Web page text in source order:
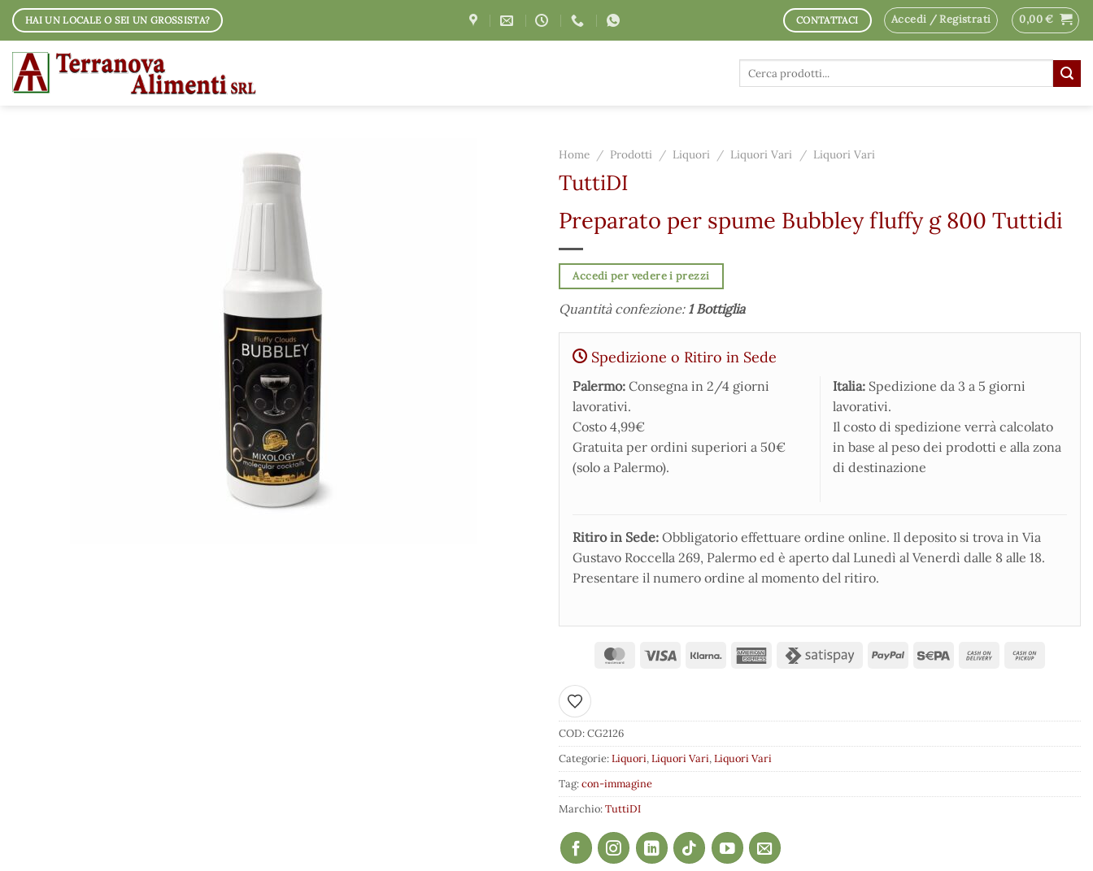
Salta
contenuti
HAI UN LOCALE O SEI UN GROSSISTA? CONTATTACI Accedi / Registrati 0,00€
Cerca:
Home / Prodotti / Liquori / Liquori Vari / Liquori Vari
TuttiDI
Preparato per spume Bubbley fluffy g 800 Tuttidi
Accedi per vedere i prezzi
Quantità confezione: 1 Bottiglia
Spedizione o Ritiro in Sede
Palermo: Consegna in 2/4 giorni
lavorativi.
Costo 4,99€
Gratuita per ordini superiori a 50€
(solo a Palermo).
Italia: Spedizione da 3 a 5 giorni
lavorativi.
Il costo di spedizione verrà calcolato
in base al peso dei prodotti e alla zona
di destinazione
Ritiro in Sede: Obbligatorio effettuare ordine online. Il deposito si trova in Via
Gustavo Roccella 269, Palermo ed è aperto dal Lunedì al Venerdì dalle 8 alle 18.
Presentare il numero ordine al momento del ritiro.
Aggiungi ai preferiti
COD:CG2126
Categorie:Liquori,Liquori Vari,Liquori Vari
Tag:con-immagine
Marchio:TuttiDI